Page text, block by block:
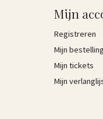
Mijn
Registreren
Mijn
Mijn tickets
Mijn